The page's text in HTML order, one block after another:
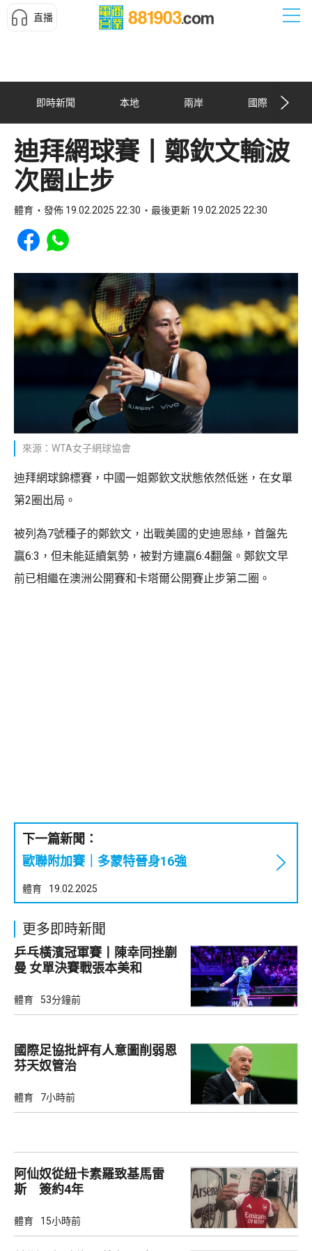
直播
即時新聞 本地 兩岸 國際
迪拜網球賽丨鄭欽文輸波
次圈止步
體育 發佈 19.02.2025 22:30 最後更新 19.02.2025 22:30
Share to Facebook
Share to WhatsApp
來源：WTA女子網球協會
迪拜網球錦標賽，中國一姐鄭欽文狀態依然低迷，在女單
第2圈出局。
被列為7號種子的鄭欽文，出戰美國的史迪恩絲，首盤先
贏6:3，但未能延續氣勢，被對方連贏6:4翻盤。鄭欽文早
前已相繼在澳洲公開賽和卡塔爾公開賽止步第二圈。
下一篇新聞：
歐聯附加賽｜多蒙特晉身16強
體育 19.02.2025
更多即時新聞
乒乓橫濱冠軍賽丨陳幸同挫蒯
曼 女單決賽戰張本美和
體育 53分鐘前
國際足協批評有人意圖削弱恩
芬天奴管治
體育 7小時前
阿仙奴從紐卡素羅致基馬雷
斯 簽約4年
體育 15小時前